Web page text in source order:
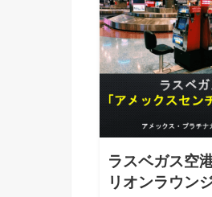
ラスベガス空
リオンラウン